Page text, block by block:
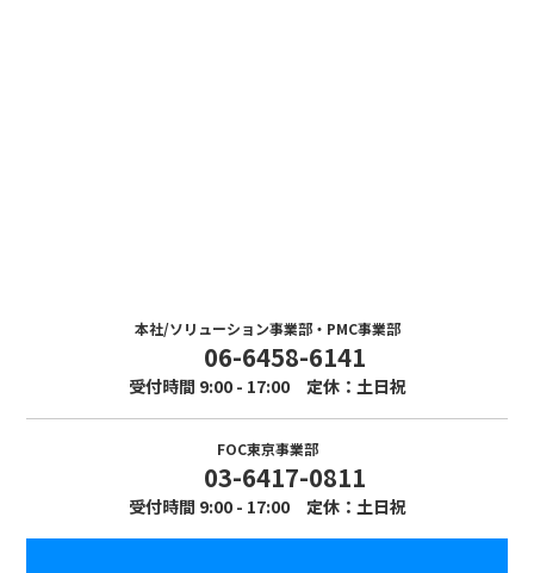
本社/ソリューション事業部・PMC事業部
06-6458-6141
受付時間 9:00 - 17:00 定休：土日祝
FOC東京事業部
03-6417-0811
受付時間 9:00 - 17:00 定休：土日祝